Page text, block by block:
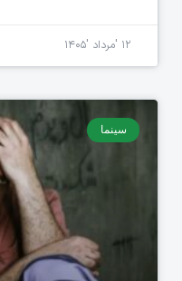
۱۲ 'مرداد '۱۴۰۵
سینما